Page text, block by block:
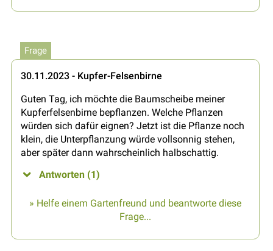
Frage
30.11.2023 - Kupfer-Felsenbirne
Guten Tag, ich möchte die Baumscheibe meiner
Kupferfelsenbirne bepflanzen. Welche Pflanzen
würden sich dafür eignen? Jetzt ist die Pflanze noch
klein, die Unterpflanzung würde vollsonnig stehen,
aber später dann wahrscheinlich halbschattig.
Antworten (1)
» Helfe einem Gartenfreund und beantworte diese
Frage...